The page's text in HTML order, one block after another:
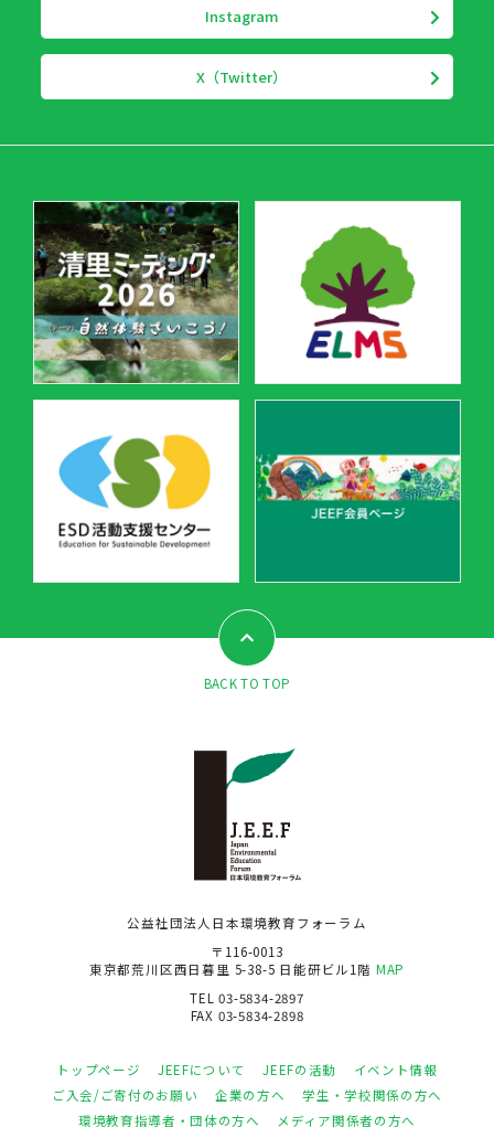
Instagram
X（Twitter）
BACK TO TOP
公益社団法人日本環境教育フォーラム
〒116-0013
東京都荒川区西日暮里 5-38-5 日能研ビル1階 MAP
TEL 03-5834-2897
FAX 03-5834-2898
トップページ JEEFについて JEEFの活動
イベント情報
ご入会/ご寄付のお願い
企業の方へ
学生・学校関係の方へ
環境教育指導者・団体の方へ
メディア関係者の方へ